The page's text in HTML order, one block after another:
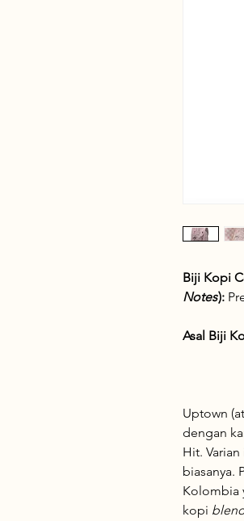
Biji Kopi
Notes):
Asal Biji
Uptown
dengan
Hit.
biasanya.
Kolombia
kopi